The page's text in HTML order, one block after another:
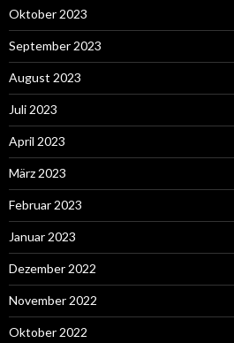
Oktober 2023
September 2023
August 2023
Juli 2023
April 2023
März 2023
Februar 2023
Januar 2023
Dezember 2022
November 2022
Oktober 2022